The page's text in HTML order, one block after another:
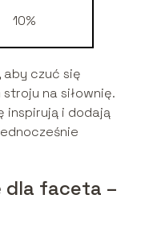
10%
aby czuć się
na siłownię.
inspirują i dodają
dla faceta –